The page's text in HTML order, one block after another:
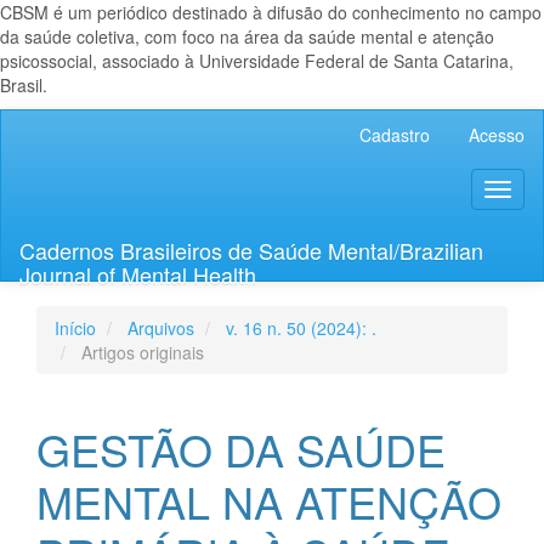
CBSM é um periódico destinado à difusão do conhecimento no campo
da saúde coletiva, com foco na área da saúde mental e atenção
psicossocial, associado à Universidade Federal de Santa Catarina,
Brasil.
Lateral
Cadastro Acesso
Cadernos Brasileiros de Saúde Mental/Brazilian
Journal of Mental Health
Início Arquivos
v. 16 n. 50 (2024): .
Artigos originais
GESTÃO DA SAÚDE
MENTAL NA ATENÇÃO